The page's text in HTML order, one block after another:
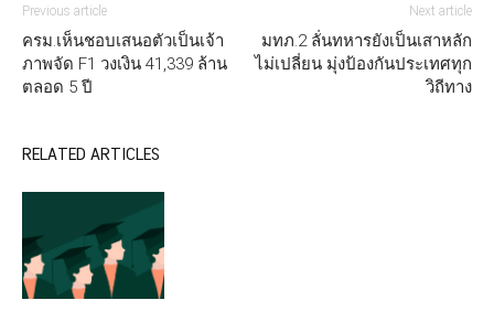
Previous article
ครม.เห็นชอบเสนอตัวเป็นเจ้า
ภาพจัด F1 วงเงิน 41,339 ล้าน
ตลอด 5 ปี
Next article
มทภ.2 ลั่นทหารยังเป็นเสาหลัก
ไม่เปลี่ยน มุ่งป้องกันประเทศทุก
วิถีทาง
RELATED ARTICLES